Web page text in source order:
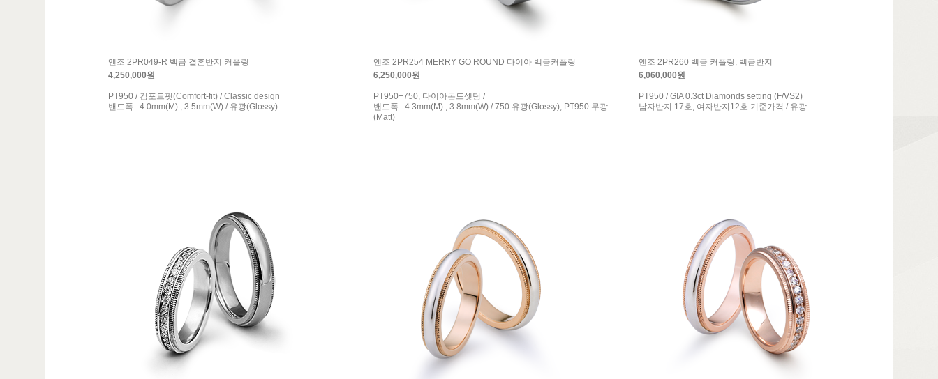
엔조 2PR260 백금 커플링, 백금반지
6,060,000원
PT950 / GIA 0.3ct Diamonds setting (F/VS2)
남자반지 17호, 여자반지12호 기준가격 / 유광
엔조 2PR254 MERRY GO ROUND 다이아 백금커플링
6,250,000원
PT950+750, 다이아몬드셋팅 /
밴드폭 : 4.3mm(M) , 3.8mm(W) / 750 유광(Glossy), PT950 무광
(Matt)
엔조 2PR049-R 백금 결혼반지 커플링
4,250,000원
PT950 / 컴포트핏(Comfort-fit) / Classic design
밴드폭 : 4.0mm(M) , 3.5mm(W) / 유광(Glossy)